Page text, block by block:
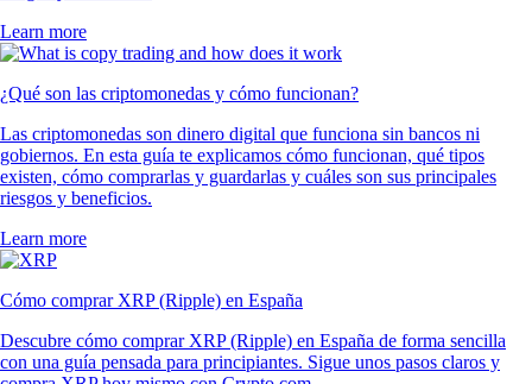
Learn more
¿Qué son las criptomonedas y cómo funcionan?
Las criptomonedas son dinero digital que funciona sin bancos ni
gobiernos. En esta guía te explicamos cómo funcionan, qué tipos
existen, cómo comprarlas y guardarlas y cuáles son sus principales
riesgos y beneficios.
Learn more
Cómo comprar XRP (Ripple) en España
Descubre cómo comprar XRP (Ripple) en España de forma sencilla
con una guía pensada para principiantes. Sigue unos pasos claros y